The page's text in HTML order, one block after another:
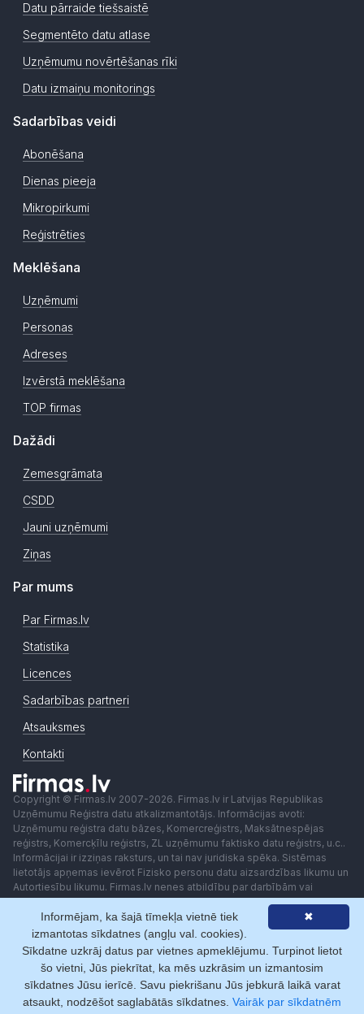
Datu pārraide tiešsaistē
Segmentēto datu atlase
Uzņēmumu novērtēšanas rīki
Datu izmaiņu monitorings
Sadarbības veidi
Abonēšana
Dienas pieeja
Mikropirkumi
Reģistrēties
Meklēšana
Uzņēmumi
Personas
Adreses
Izvērstā meklēšana
TOP firmas
Dažādi
Zemesgrāmata
CSDD
Jauni uzņēmumi
Ziņas
Par mums
Par Firmas.lv
Statistika
Licences
Sadarbības partneri
Atsauksmes
Kontakti
Copyright © Firmas.lv 2007-2026. Firmas.lv ir Latvijas Republikas
Uzņēmumu Reģistra datu atkalizmantotājs. Informācijas avoti:
Uzņēmumu reģistra datu bāzes, Komercreģistrs, Maksātnespējas
reģistrs, Komercķīlu reģistrs, ZL uzņēmumu faktisko datu reģistrs, u.c..
Informācijai ir izziņas raksturs, un tai nav juridiska spēka. Sistēmas
lietotājs apņemas ievērot Fizisko personu datu aizsardzības likumu un
Autortiesību likumu. Firmas.lv nenes atbildību par darbībām vai
lēmumiem, kas balstīti uz saņemto pakalpojumu. Lietotājam aizliegts
izmantot jebkādas automatizētas sistēmas vai iekārtas (robotus)
piekļuvei sistēmai bez rakstiskas saskaņošanas ar Firmas.lv. Galvenā
redaktore: Ingūna Pempere.
Lietošanas noteikumi
Privātuma politika Norēķini ar
✖
Informējam, ka šajā tīmekļa vietnē tiek
izmantotas sīkdatnes (angļu val. cookies).
Sīkdatne uzkrāj datus par vietnes apmeklējumu. Turpinot lietot
šo vietni, Jūs piekrītat, ka mēs uzkrāsim un izmantosim
sīkdatnes Jūsu ierīcē. Savu piekrišanu Jūs jebkurā laikā varat
atsaukt, nodzēšot saglabātās sīkdatnes. Vairāk par sīkdatnēm